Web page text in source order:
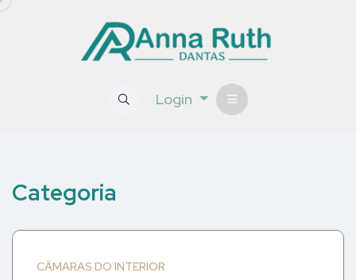
Login
Categoria
CÂMARAS DO INTERIOR